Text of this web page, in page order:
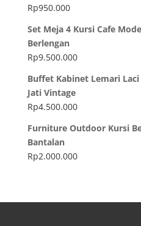
Rp950.000
Set Meja 4 Kursi Cafe
Berlengan
Rp9.500.000
Buffet Kabinet Lemari
Jati Vintage
Rp4.500.000
Furniture Outdoor Kursi
Bantalan
Rp2.000.000